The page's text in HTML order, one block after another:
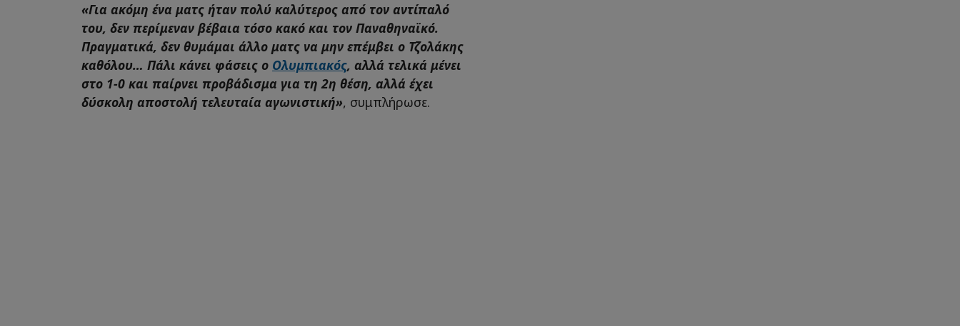
«Για ακόμη ένα ματς ήταν πολύ καλύτερος από τον αντίπαλό
του, δεν περίμεναν βέβαια τόσο κακό και τον Παναθηναϊκό.
Πραγματικά, δεν θυμάμαι άλλο ματς να μην επέμβει ο Τζολάκης
καθόλου… Πάλι κάνει φάσεις ο Ολυμπιακός, αλλά τελικά μένει
στο 1-0 και παίρνει προβάδισμα για τη 2η θέση, αλλά έχει
δύσκολη αποστολή τελευταία αγωνιστική», συμπλήρωσε.